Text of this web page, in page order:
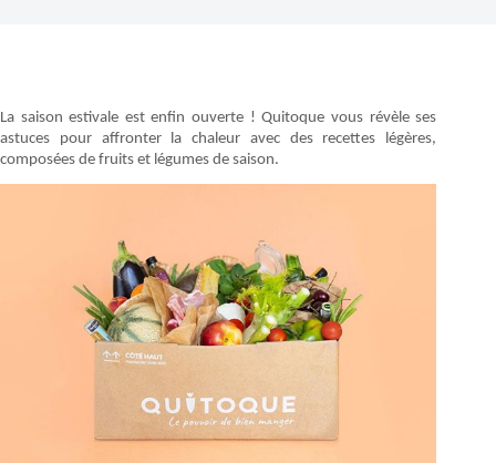
La saison estivale est enfin ouverte ! Quitoque vous révèle ses
astuces pour affronter la chaleur avec des recettes légères,
composées de fruits et légumes de saison.